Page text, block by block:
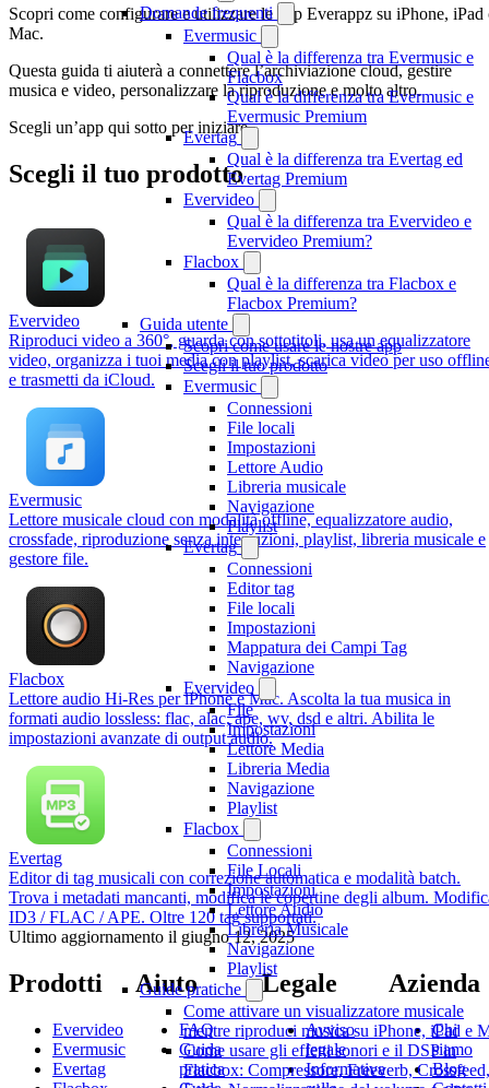
Domande frequenti
Evermusic
Qual è la differenza tra Evermusic e
Flacbox
Qual è la differenza tra Evermusic e
Evermusic Premium
Evertag
Qual è la differenza tra Evertag ed
Evertag Premium
Evervideo
Qual è la differenza tra Evervideo e
Evervideo Premium?
Flacbox
Qual è la differenza tra Flacbox e
Flacbox Premium?
Guida utente
Scopri come usare le nostre app
Scegli il tuo prodotto
Evermusic
Connessioni
File locali
Impostazioni
Lettore Audio
Libreria musicale
Navigazione
Playlist
Evertag
Connessioni
Editor tag
File locali
Impostazioni
Mappatura dei Campi Tag
Navigazione
Evervideo
File
Impostazioni
Lettore Media
Libreria Media
Navigazione
Playlist
Flacbox
Connessioni
File Locali
Impostazioni
Lettore Audio
Libreria Musicale
Navigazione
Playlist
Guide pratiche
Come attivare un visualizzatore musicale
mentre riproduci musica su iPhone, iPad e
Come usare gli effetti sonori e il DSP in
Flacbox: Compressore, Freeverb, Crossfeed,
Scopri come configurare e utilizzare le app Everappz su iPhone, iPad
Mac.
Questa guida ti aiuterà a connettere l’archiviazione cloud, gestire
musica e video, personalizzare la riproduzione e molto altro.
Scegli un’app qui sotto per iniziare.
Scegli il tuo prodotto
Evervideo
Riproduci video a 360°, guarda con sottotitoli, usa un equalizzatore
video, organizza i tuoi media con playlist, scarica video per uso
e trasmetti da iCloud.
Evermusic
Lettore musicale cloud con modalità offline, equalizzatore audio,
crossfade, riproduzione senza interruzioni, playlist, libreria musicale e
gestore file.
Flacbox
Lettore audio Hi-Res per iPhone e Mac. Ascolta la tua musica in
formati audio lossless: flac, alac, ape, wv, dsd e altri. Abilita le
impostazioni avanzate di output audio.
Evertag
Editor di tag musicali con correzione automatica e modalità batch.
Trova i metadati mancanti, modifica le copertine degli album.
ID3 / FLAC / APE. Oltre 120 tag supportati.
Ultimo aggiornamento il giugno 12, 2025
Prodotti
Evervideo
Evermusic
Evertag
Aiuto
FAQ
Guida
pratica
Legale
Avviso
legale
Informativa
Azienda
Chi
siamo
Blog